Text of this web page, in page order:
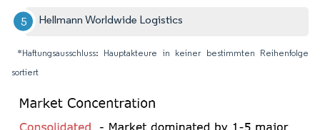
Hellmann Worldwide Logistics
*Haftungsausschluss: Hauptakteure in keiner bestimmten Reihenfolge
sortiert